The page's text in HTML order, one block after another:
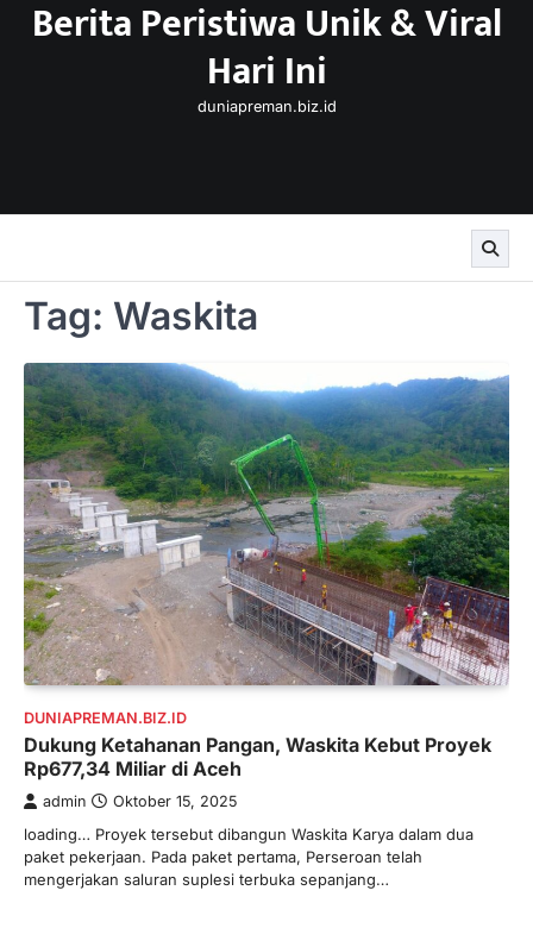
SkipBerita Peristiwa Unik & Viral
Hari Ini
duniapreman.biz.id
Tag: Waskita
DUNIAPREMAN.BIZ.ID
Dukung Ketahanan Pangan, Waskita Kebut Proyek
Rp677,34 Miliar di Aceh
admin Oktober 15, 2025
loading… Proyek tersebut dibangun Waskita Karya dalam dua
paket pekerjaan. Pada paket pertama, Perseroan telah
mengerjakan saluran suplesi terbuka sepanjang…